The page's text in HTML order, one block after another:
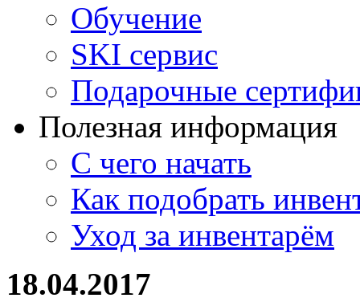
Обучение
SKI сервис
Подарочные
Полезная информация
С чего начать
Как подобрать
Уход за инвентарём
18.04.2017